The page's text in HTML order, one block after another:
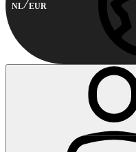
NL EUR